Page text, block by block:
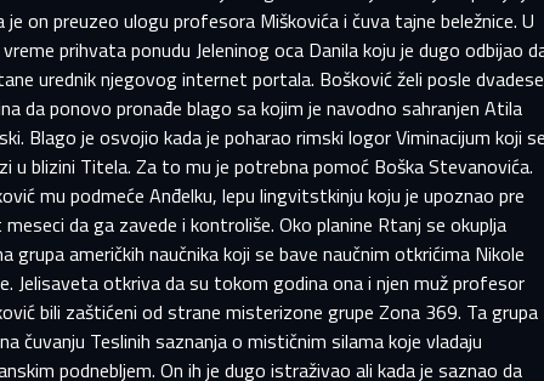
registracije, pregledaćemo vašu prijavu i obavestićemo
ako je vaš nalog odobren.
PRIJAVITE SE NA SVOJ PROFIL
EMAIL ADRESA VEĆ POSTOJI
je on preuzeo ulogu profesora Miškovića i čuva tajne beležnice. U
prihvata ponudu Jeleninog oca Danila koju je dugo odbijao
urednik njegovog internet portala. Bošković želi posle
da ponovo pronađe blago sa kojim je navodno sahranjen Atila
Blago je osvojio kada je poharao rimski logor Viminacijum koji se
u blizini Titela. Za to mu je potrebna pomoć Boška Stevanovića.
mu podmeće Anđelku, lepu lingvitstkinju koju je upoznao pre
da ga zavede i kontroliše. Oko planine Rtanj se okuplja
grupa američkih naučnika koji se bave naučnim otkrićima Nikole
Jelisaveta otkriva da su tokom godina ona i njen muž profesor
bili zaštićeni od strane misterizone grupe Zona 369. Ta grupa
čuvanju Teslinih saznanja o mističnim silama koje vladaju
podnebljem. On ih je dugo istraživao ali kada je saznao da